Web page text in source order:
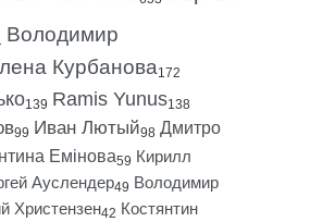
Володимир
Курбанова172
139 Ramis Yunus138
99 Иван Лютый98 Дмитро
Емінова59 Кирилл
Ауслендер49 Володимир
Христензен42 Костянтин